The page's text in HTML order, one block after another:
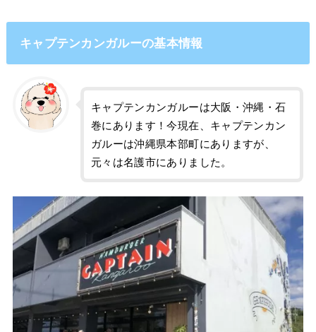
キャプテンカンガルーの基本情報
キャプテンカンガルーは大阪・沖縄・石
巻にあります！今現在、キャプテンカン
ガルーは沖縄県本部町にありますが、
元々は名護市にありました。